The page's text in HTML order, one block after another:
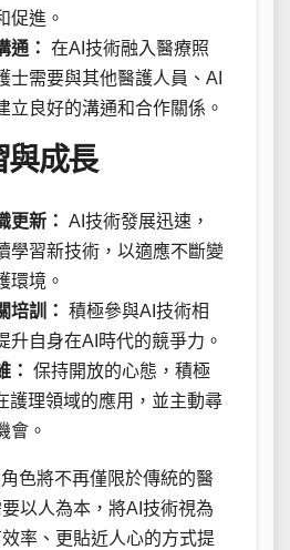
促進。
通： 在AI技術融入醫療照
士需要與其他醫護人員、AI
立良好的溝通和合作關係。
與成長
更新： AI技術發展迅速，
學習新技術，以適應不斷變
環境。
培訓： 積極參與AI技術相
升自身在AI時代的競爭力。
： 保持開放的心態，積極
護理領域的應用，並主動尋
會。
色將不再僅限於傳統的醫
以人為本，將AI技術視為
率、更貼近人心的方式提